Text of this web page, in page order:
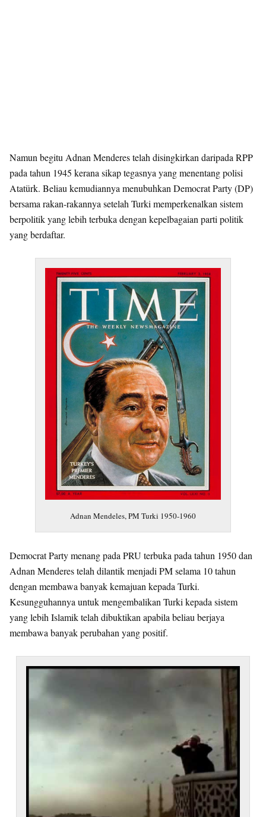
Namun begitu Adnan Menderes telah disingkirkan daripada RPP
pada tahun 1945 kerana sikap tegasnya yang menentang polisi
Atatürk. Beliau kemudiannya menubuhkan Democrat Party (DP)
bersama rakan-rakannya setelah Turki memperkenalkan sistem
berpolitik yang lebih terbuka dengan kepelbagaian parti politik
yang berdaftar.
Adnan Mendeles, PM Turki 1950-1960
Democrat Party menang pada PRU terbuka pada tahun 1950 dan
Adnan Menderes telah dilantik menjadi PM selama 10 tahun
dengan membawa banyak kemajuan kepada Turki.
Kesungguhannya untuk mengembalikan Turki kepada sistem
yang lebih Islamik telah dibuktikan apabila beliau berjaya
membawa banyak perubahan yang positif.